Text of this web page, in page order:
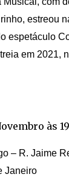
estreou
espetáculo
em 2021,
às
– R. Jaime
Janeiro